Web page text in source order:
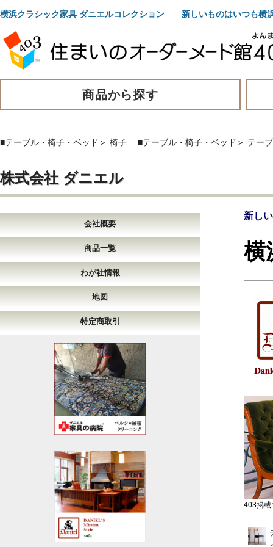
横浜クラシック家具 ダニエルコレクション 新しいものはいつも横
商品から探す
■テーブル・椅子・ベッド ＞ 椅子 ■テーブル・椅子・ベッド ＞ テー
株式会社 ダニエル
会社概要
商品一覧
わが社情報
地図
特定商取引
新し
横
403掲載